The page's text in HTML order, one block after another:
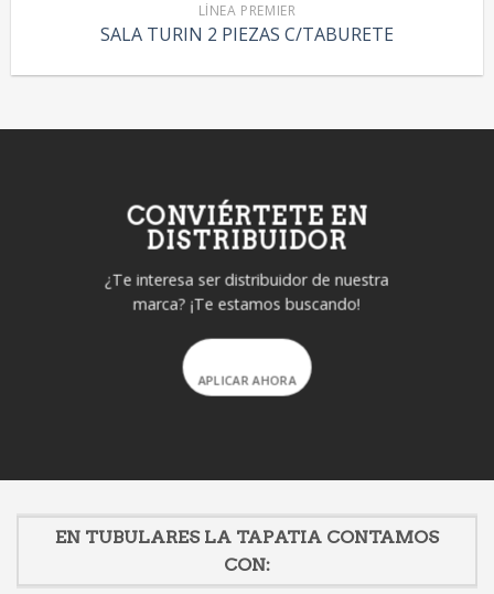
LÍNEA PREMIER
SALA TURIN 2 PIEZAS C/TABURETE
CONVIÉRTETE EN
DISTRIBUIDOR
¿Te interesa ser distribuidor de nuestra
marca? ¡Te estamos buscando!
APLICAR AHORA
EN TUBULARES LA TAPATIA CONTAMOS
CON: